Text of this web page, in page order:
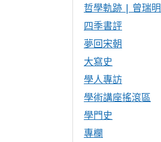
哲學軌跡 | 曾瑞明
四季書評
夢回宋朝
大寫史
學人專訪
學術講座搖滾區
學門史
專欄